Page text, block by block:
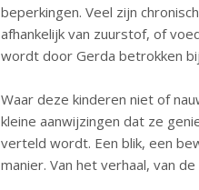
beperkingen. Veel zijn
afhankelijk van zuurstof, of
wordt door Gerda betrokken
Waar deze kinderen niet of
kleine aanwijzingen dat ze
verteld wordt. Een blik, een
manier. Van het verhaal, van